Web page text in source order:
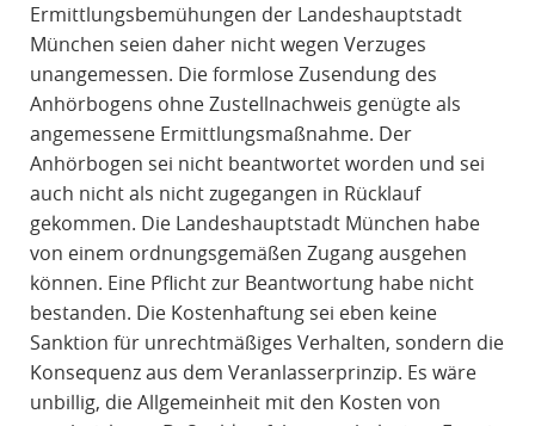
Ermittlungsbemühungen der Landeshauptstadt
München seien daher nicht wegen Verzuges
unangemessen. Die formlose Zusendung des
Anhörbogens ohne Zustellnachweis genügte als
angemessene Ermittlungsmaßnahme. Der
Anhörbogen sei nicht beantwortet worden und sei
auch nicht als nicht zugegangen in Rücklauf
gekommen. Die Landeshauptstadt München habe
von einem ordnungsgemäßen Zugang ausgehen
können. Eine Pflicht zur Beantwortung habe nicht
bestanden. Die Kostenhaftung sei eben keine
Sanktion für unrechtmäßiges Verhalten, sondern die
Konsequenz aus dem Veranlasserprinzip. Es wäre
unbillig, die Allgemeinheit mit den Kosten von